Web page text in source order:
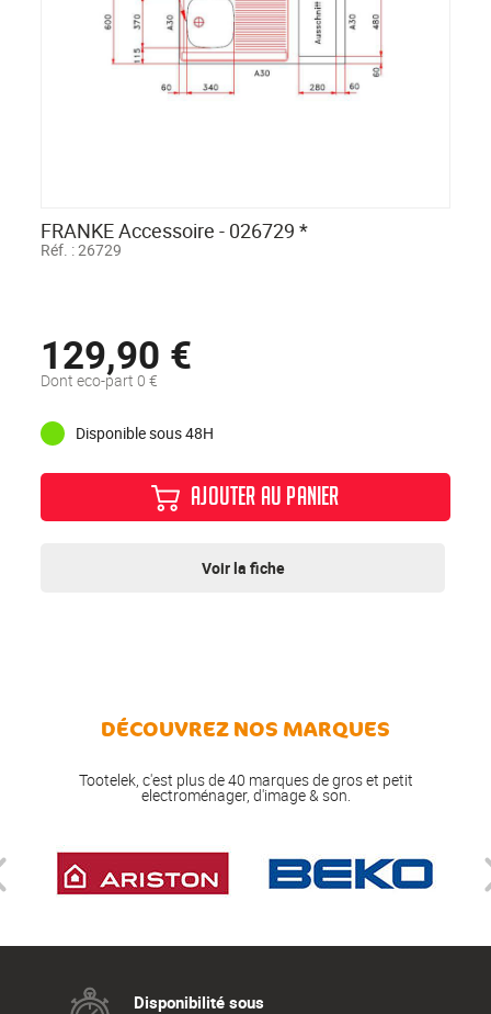
FRANKE Accessoire - 026729 *
Réf. :26729
129,90 €
Dont eco-part 0 €
Disponible sous 48H
AJOUTER AU PANIER
Voir la fiche
DÉCOUVREZ NOS MARQUES
Tootelek, c'est plus de 40 marques de gros et petit
electroménager, d'image & son.
Disponibilité sous